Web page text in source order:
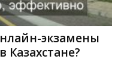
экзамены
Казахстане?